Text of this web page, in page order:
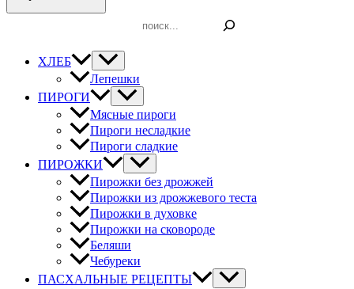
ХЛЕБ
Лепешки
ПИРОГИ
Мясные пироги
Пироги несладкие
Пироги сладкие
ПИРОЖКИ
Пирожки без дрожжей
Пирожки из дрожжевого теста
Пирожки в духовке
Пирожки на сковороде
Беляши
Чебуреки
ПАСХАЛЬНЫЕ РЕЦЕПТЫ